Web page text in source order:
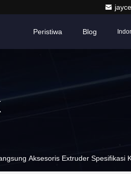
Peristiwa Blog
Aksesoris Extruder Spesifikasi